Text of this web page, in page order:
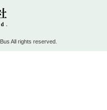
All rights reserved.